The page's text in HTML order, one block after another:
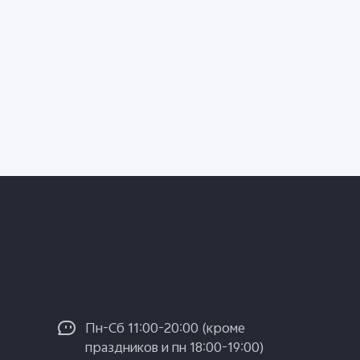
Пн-Сб 11:00-20:00 (кроме
праздников и пн 18:00-19:00)